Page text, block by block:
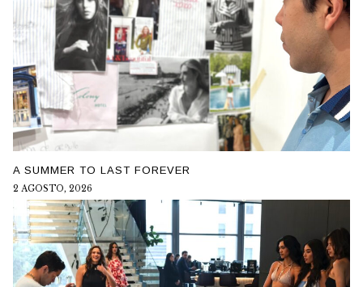
A SUMMER TO LAST FOREVER
2 AGOSTO, 2026